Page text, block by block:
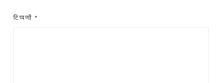
टिप्पणी *